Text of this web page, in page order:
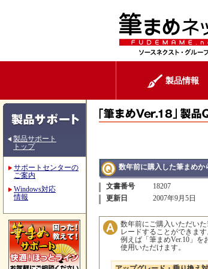
製品情報
製品サポート
トップ
サポートセンターの
ご案内
Windows対応
情報
数年前に購入した筆まめか
文書番号
18207
更新日
2007年9月5日
数年前にご購入いただい
レードすることができます
例えば「筆まめVer.10」
使用いただけます。